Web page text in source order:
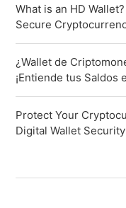
What is an HD
Secure
¿Wallet de
¡Entiende tus Saldos
Protect Your
Digital Wallet Security